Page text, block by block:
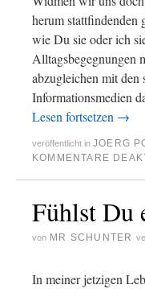
herum stattfindenden
wie Du sie oder ich
Alltagsbegegnungen
abzugleichen mit den
Informationsmedien
Lesen fortsetzen →
veröffentlicht in JOERG
KOMMENTARE
Fühlst Du
von MR SCHUNTER
In meiner jetzigen